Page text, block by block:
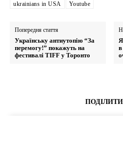
ukrainians in USA
Youtube
Попередня стаття
Українську антиутопію “За
перемогу!” покажуть на
фестивалі TIFF у Торонто
в